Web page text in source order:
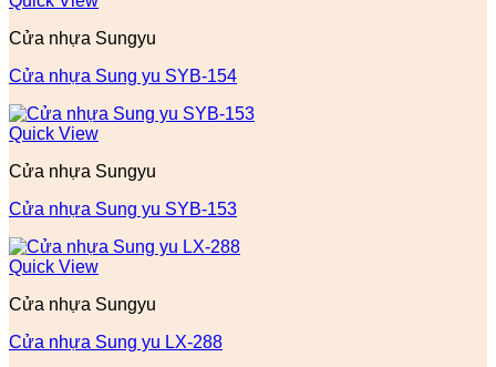
Cửa nhựa Sungyu
Cửa nhựa Sung yu SYB-154
Quick View
Cửa nhựa Sungyu
Cửa nhựa Sung yu SYB-153
Quick View
Cửa nhựa Sungyu
Cửa nhựa Sung yu LX-288